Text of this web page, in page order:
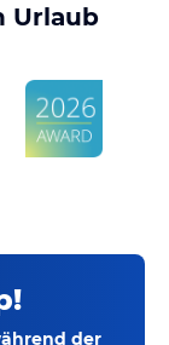
Urlaub
der